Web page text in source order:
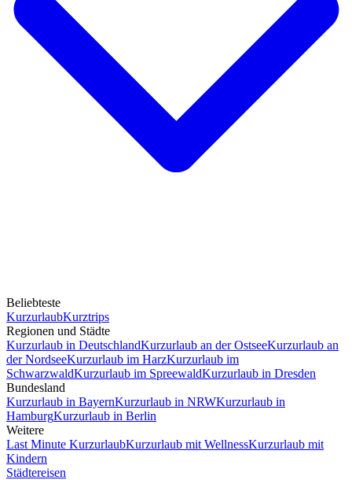
Beliebteste
KurzurlaubKurztrips
Regionen und Städte
Kurzurlaub in DeutschlandKurzurlaub an der OstseeKurzurlaub an
der NordseeKurzurlaub im HarzKurzurlaub im
SchwarzwaldKurzurlaub im SpreewaldKurzurlaub in Dresden
Bundesland
Kurzurlaub in BayernKurzurlaub in NRWKurzurlaub in
HamburgKurzurlaub in Berlin
Weitere
Last Minute KurzurlaubKurzurlaub mit WellnessKurzurlaub mit
Kindern
Städtereisen